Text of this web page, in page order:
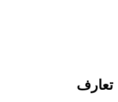
تعارف